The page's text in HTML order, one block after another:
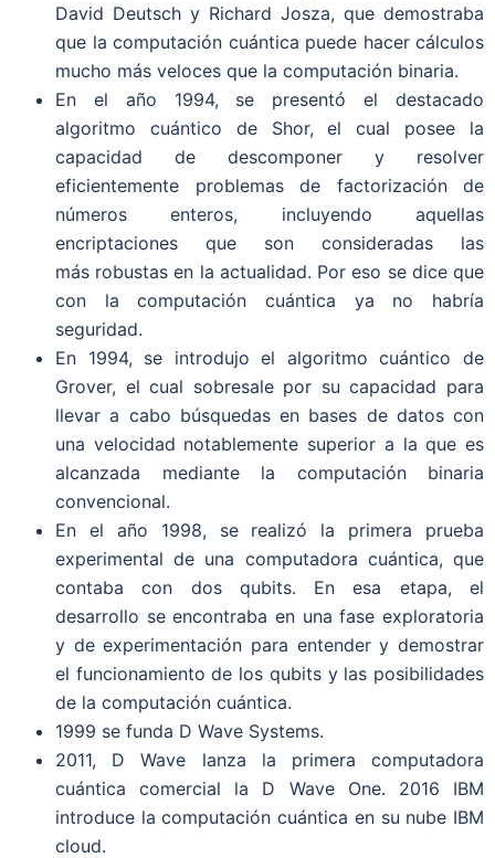
David Deutsch y Richard Josza, que demostraba
que la computación cuántica puede hacer cálculos
mucho más veloces que la computación binaria.
En el año 1994, se presentó el destacado
algoritmo cuántico de Shor, el cual posee la
capacidad de descomponer y resolver
eficientemente problemas de factorización de
números enteros, incluyendo aquellas
encriptaciones que son consideradas las
más robustas en la actualidad. Por eso se dice que
con la computación cuántica ya no habría
seguridad.
En 1994, se introdujo el algoritmo cuántico de
Grover, el cual sobresale por su capacidad para
llevar a cabo búsquedas en bases de datos con
una velocidad notablemente superior a la que es
alcanzada mediante la computación binaria
convencional.
En el año 1998, se realizó la primera prueba
experimental de una computadora cuántica, que
contaba con dos qubits. En esa etapa, el
desarrollo se encontraba en una fase exploratoria
y de experimentación para entender y demostrar
el funcionamiento de los qubits y las posibilidades
de la computación cuántica.
1999 se funda D Wave Systems.
2011, D Wave lanza la primera computadora
cuántica comercial la D Wave One. 2016 IBM
introduce la computación cuántica en su nube IBM
cloud.